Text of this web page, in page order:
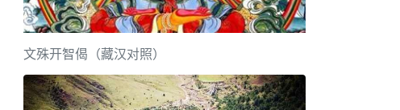
文殊开智偈（藏汉对照）